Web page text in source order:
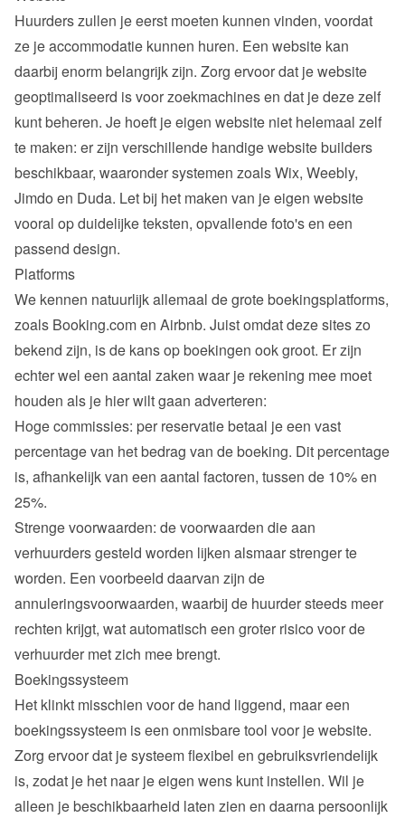
Huurders zullen je eerst moeten kunnen vinden, voordat
ze je accommodatie kunnen huren. Een website kan
daarbij enorm belangrijk zijn. Zorg ervoor dat je website
geoptimaliseerd is voor zoekmachines en dat je deze zelf
kunt beheren. Je hoeft je eigen website niet helemaal zelf
te maken: er zijn verschillende handige website builders
beschikbaar, waaronder systemen zoals Wix, Weebly,
Jimdo en Duda. Let bij het maken van je eigen website
vooral op duidelijke teksten, opvallende foto's en een
passend design.
Platforms
We kennen natuurlijk allemaal de grote boekingsplatforms,
zoals Booking.com en Airbnb. Juist omdat deze sites zo
bekend zijn, is de kans op boekingen ook groot. Er zijn
echter wel een aantal zaken waar je rekening mee moet
houden als je hier wilt gaan adverteren:
Hoge commissies: per reservatie betaal je een vast
percentage van het bedrag van de boeking. Dit percentage
is, afhankelijk van een aantal factoren, tussen de 10% en
25%.
Strenge voorwaarden: de voorwaarden die aan
verhuurders gesteld worden lijken alsmaar strenger te
worden. Een voorbeeld daarvan zijn de
annuleringsvoorwaarden, waarbij de huurder steeds meer
rechten krijgt, wat automatisch een groter risico voor de
verhuurder met zich mee brengt.
Boekingssysteem
Het klinkt misschien voor de hand liggend, maar een
boekingssysteem is een onmisbare tool voor je website.
Zorg ervoor dat je systeem flexibel en gebruiksvriendelijk
is, zodat je het naar je eigen wens kunt instellen. Wil je
alleen je beschikbaarheid laten zien en daarna persoonlijk